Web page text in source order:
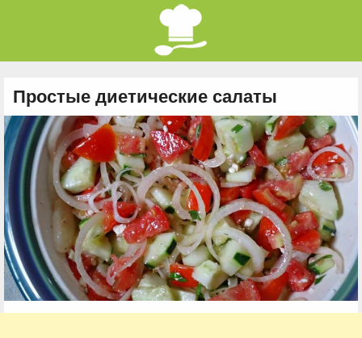
Простые диетические салаты